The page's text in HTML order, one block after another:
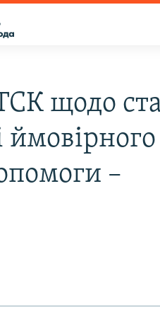
щодо
ймовірного
–